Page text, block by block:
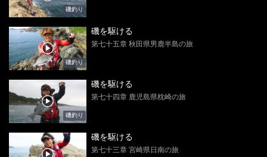
磯釣り
磯釣り
磯を駆ける
第七十五章 秋田県男鹿半島の旅
磯釣り
磯を駆ける
第七十四章 鹿児島県枕崎の旅
磯を駆ける
第七十三章 宮崎県日南の旅